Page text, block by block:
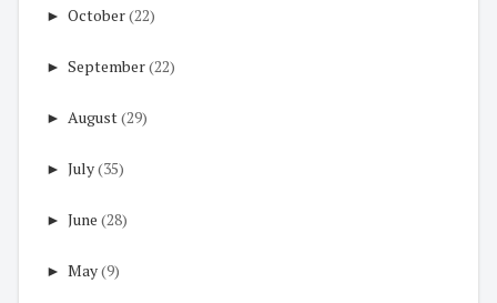
► October(22)
► September(22)
► August(29)
► July(35)
► June (28)
► May(9)